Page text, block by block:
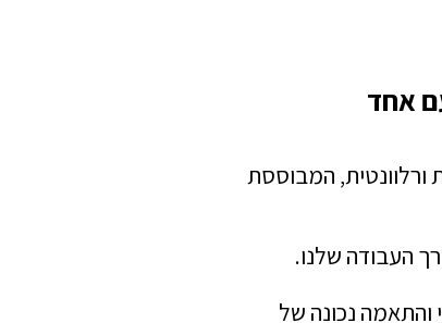
אחד
ורלוונטית, המבוססת
העבודה שלנו.
והתאמה נכונה של